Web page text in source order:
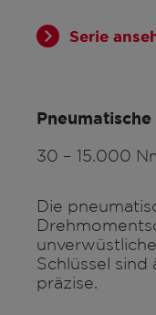
Serie
Pneumatische
30 – 15.000
Die
Schlüssel sind
präzise.